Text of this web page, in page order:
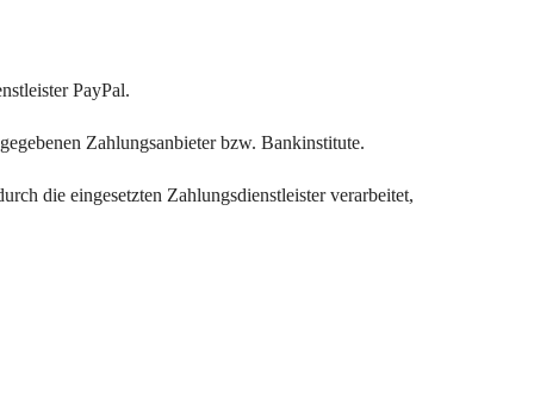
PayPal.
Zahlungsanbieter bzw. Bankinstitute.
die eingesetzten Zahlungsdienstleister verarbeitet,